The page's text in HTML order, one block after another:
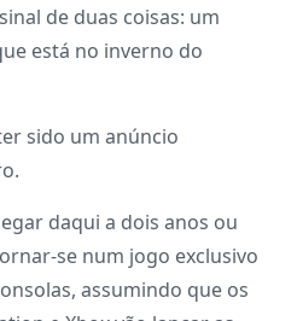
de duas coisas: um
está no inverno do
sido um anúncio
daqui a dois anos ou
se num jogo exclusivo
assumindo que os